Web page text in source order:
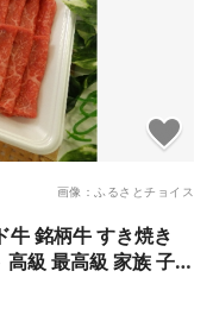
県 前橋市
画像：ふるさとチョイス
銘柄牛 すき焼き
級 最高級 家族 子ど
まり パーティ やわ
身 脂 バランス 甘